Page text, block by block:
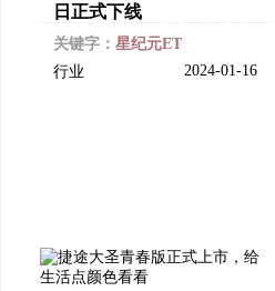
日正式下线
关键字： 星纪元ET
行业
2024-01-16